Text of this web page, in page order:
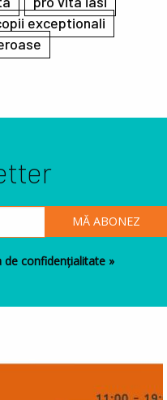
exceptionali
de confidențialitate »